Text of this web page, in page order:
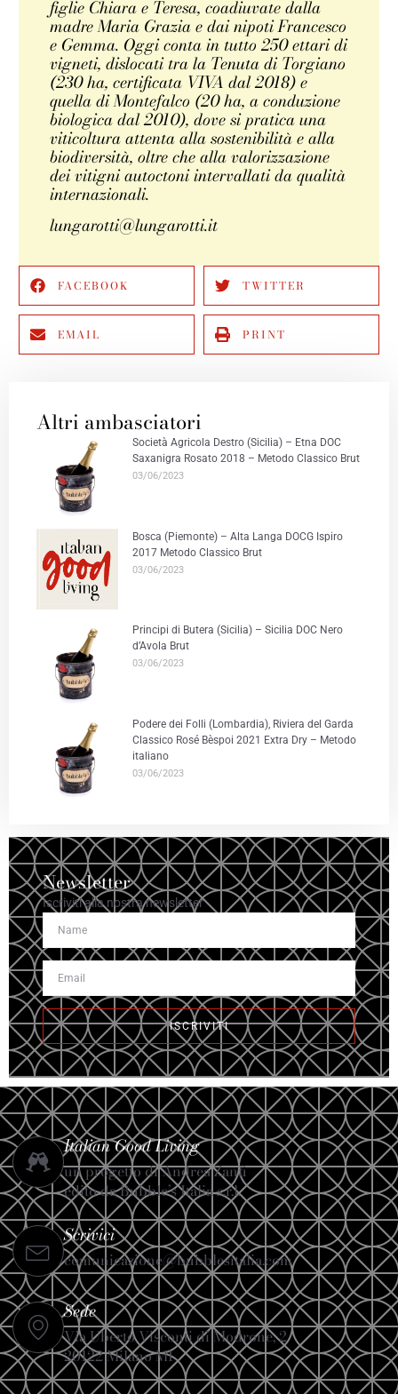
figlie Chiara e Teresa, coadiuvate dalla
madre Maria Grazia e dai nipoti Francesco
e Gemma. Oggi conta in tutto 250 ettari di
vigneti, dislocati tra la Tenuta di Torgiano
(230 ha, certificata VIVA dal 2018) e
quella di Montefalco (20 ha, a conduzione
biologica dal 2010), dove si pratica una
viticoltura attenta alla sostenibilità e alla
biodiversità, oltre che alla valorizzazione
dei vitigni autoctoni intervallati da qualità
internazionali.
lungarotti@lungarotti.it
FACEBOOK TWITTER
EMAIL PRINT
Altri ambasciatori
Società Agricola Destro (Sicilia) – Etna DOC
Saxanigra Rosato 2018 – Metodo Classico Brut
03/06/2023
Bosca (Piemonte) – Alta Langa DOCG Ispiro
2017 Metodo Classico Brut
03/06/2023
Principi di Butera (Sicilia) – Sicilia DOC Nero
d’Avola Brut
03/06/2023
Podere dei Folli (Lombardia), Riviera del Garda
Classico Rosé Bèspoi 2021 Extra Dry – Metodo
italiano
03/06/2023
Newsletter
Iscriviti alla nostra newsletter
ISCRIVITI
Italian Good Living
un progetto di Andrea Zanfi
edito da Bubble’s Italia s.r.l.
Scrivici
comunicazione@bubblesitalia.com
Sede
Via Uberto Visconti di Modrone, 2
20122 Milano MI